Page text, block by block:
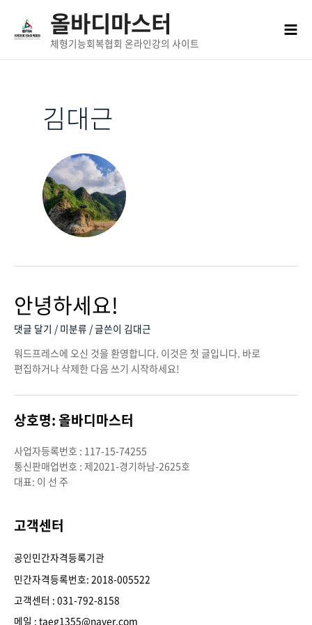
건너뛰기
올바디마스터
체형기능회복협회 온라인강의 사이트
김대근
안녕하세요!
댓글 달기 / 미분류 / 글쓴이 김대근
워드프레스에 오신 것을 환영합니다. 이것은 첫 글입니다. 바로
편집하거나 삭제한 다음 쓰기 시작하세요!
상호명: 올바디마스터
사업자등록번호 : 117-15-74255
통신판매업번호 : 제2021-경기하남-2625호
대표: 이 선 주
고객센터
공인민간자격등록기관
민간자격등록번호: 2018-005522
고객센터 : 031-792-8158
메일 : taeg1355@naver.com